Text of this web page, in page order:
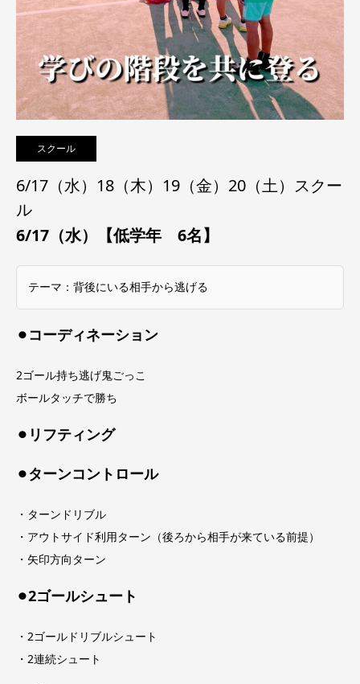
スクール
6/17（水）18（木）19（金）20（土）スクー
ル
6/17（水）【低学年 6名】
テーマ：背後にいる相手から逃げる
⚫︎コーディネーション
2ゴール持ち逃げ鬼ごっこ
ボールタッチで勝ち
⚫︎リフティング
⚫︎ターンコントロール
・ターンドリブル
・アウトサイド利用ターン（後ろから相手が来ている前提）
・矢印方向ターン
⚫︎2ゴールシュート
・2ゴールドリブルシュート
・2連続シュート